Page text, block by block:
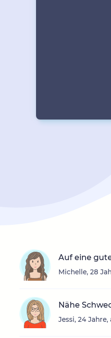
Auf eine
Michelle, 28
Nähe
Jessi, 24